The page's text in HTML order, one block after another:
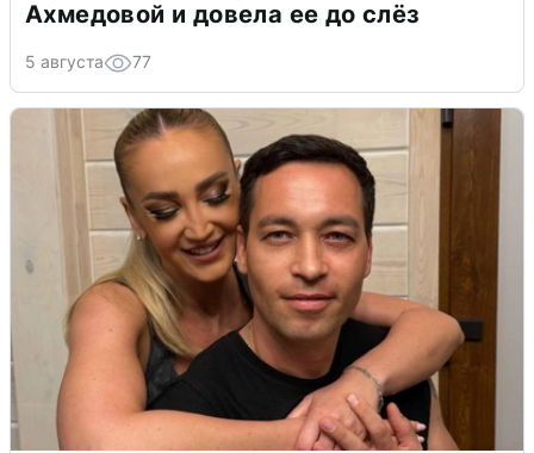
Ахмедовой и довела ее до слёз
5 августа 77